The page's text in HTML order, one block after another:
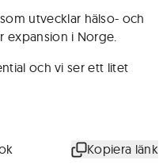
utvecklar hälso- och
expansion i Norge.
och vi ser ett litet
Kopiera länk